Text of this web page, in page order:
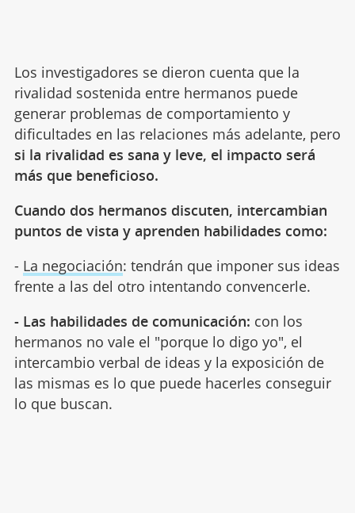
Los investigadores se dieron cuenta que la
rivalidad sostenida entre hermanos puede
generar problemas de comportamiento y
dificultades en las relaciones más adelante, pero
si la rivalidad es sana y leve, el impacto será
más que beneficioso.
Cuando dos hermanos discuten, intercambian
puntos de vista y aprenden habilidades como:
- La negociación: tendrán que imponer sus ideas
frente a las del otro intentando convencerle.
- Las habilidades de comunicación: con los
hermanos no vale el "porque lo digo yo", el
intercambio verbal de ideas y la exposición de
las mismas es lo que puede hacerles conseguir
lo que buscan.